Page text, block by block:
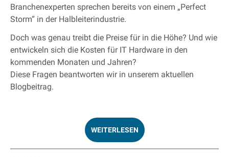
Branchenexperten sprechen bereits von einem „Perfect
Storm“ in der Halbleiterindustrie.
Doch was genau treibt die Preise für in die Höhe? Und wie
entwickeln sich die Kosten für IT Hardware in den
kommenden Monaten und Jahren?
Diese Fragen beantworten wir in unserem aktuellen
Blogbeitrag.
WEITERLESEN